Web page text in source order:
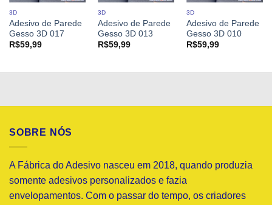
3D
Adesivo de Parede
Gesso 3D 017
R$59,99
3D
Adesivo de Parede
Gesso 3D 013
R$59,99
3D
Adesivo de Parede
Gesso 3D 010
R$59,99
SOBRE NÓS
A Fábrica do Adesivo nasceu em 2018, quando produzia
somente adesivos personalizados e fazia
envelopamentos. Com o passar do tempo, os criadores